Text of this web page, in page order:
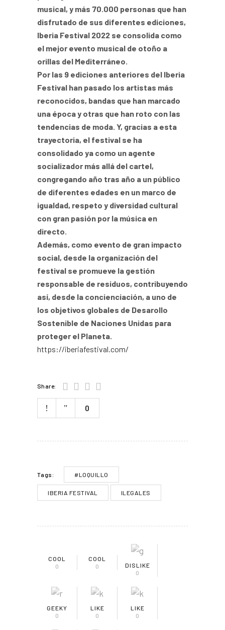
musical, y más 70.000 personas que han
disfrutado de sus diferentes ediciones,
Iberia Festival 2022 se consolida como
el mejor evento musical de otoño a
orillas del Mediterráneo.
Por las 9 ediciones anteriores del Iberia
Festival han pasado los artistas más
reconocidos, bandas que han marcado
una época y otras que han roto con las
tendencias de moda. Y, gracias a esta
trayectoria, el festival se ha
consolidado ya como un agente
socializador más allá del cartel,
congregando año tras año a un público
de diferentes edades en un marco de
igualdad, respeto y diversidad cultural
con gran pasión por la música en
directo.
Además, como evento de gran impacto
social, desde la organización del
festival se promueve la gestión
responsable de residuos, contribuyendo
así, desde la concienciación, a uno de
los objetivos globales de Desarollo
Sostenible de Naciones Unidas para
proteger el Planeta.
https://iberiafestival.com/
Share:
0
Tags: #LOQUILLO
IBERIA FESTIVAL ILEGALES
COOL
0
COOL
0
DISLIKE
0
GEEKY
0
LIKE
0
LIKE
0